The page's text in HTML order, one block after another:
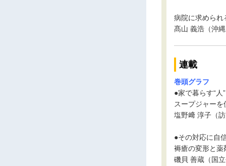
病院に求められ
髙山 義浩（沖
連載
巻頭グラフ
●家で暮らす“
スープジャー
塩野﨑 淳子（
●その対応に自
褥瘡の変形と薬
磯貝 善蔵（国